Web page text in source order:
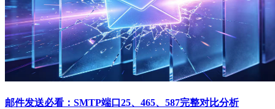
邮件发送必看：SMTP端口25、465、587完整对比分析